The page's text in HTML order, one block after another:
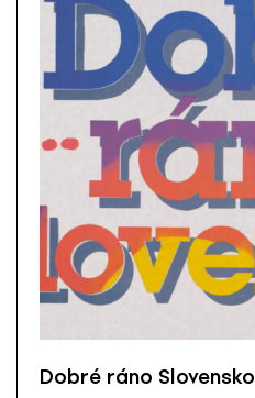
Dobré ráno Slovensko